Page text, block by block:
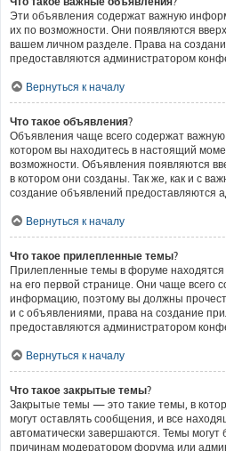
Эти объявления содержат важную
их по возможности. Они появляются
вашем личном разделе. Права на
предоставляются администратором
Вернуться к началу
Что такое объявления?
Объявления чаще всего содержат
котором вы находитесь в настоящий
возможности. Объявления появляются
в котором они созданы. Так же, как и с
создание объявлений предоставляются
Вернуться к началу
Что такое прилепленные темы?
Прилепленные темы в форуме находятся
на его первой странице. Они чаще всего
информацию, поэтому вы должны
и с объявлениями, права на создание
предоставляются администратором
Вернуться к началу
Что такое закрытые темы?
Закрытые темы — это такие темы, в
могут оставлять сообщения, и все
автоматически завершаются. Темы
причинам модератором форума или